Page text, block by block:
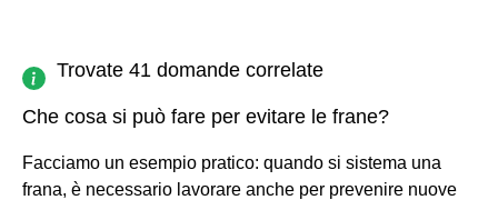
Trovate 41 domande correlate
Che cosa si può fare per evitare le frane?
Facciamo un esempio pratico: quando si sistema una
frana, è necessario lavorare anche per prevenire nuove